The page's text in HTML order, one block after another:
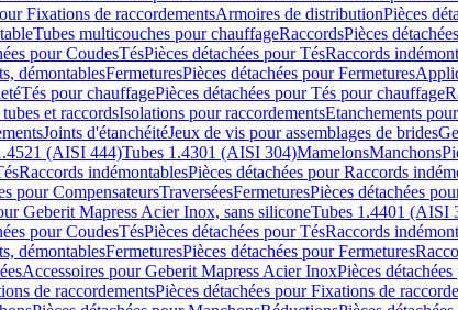
Fixations de raccordementsArmoires de distributionPièces
Tubes multicouches pour chauffageRaccordsPièces
pour CoudesTésPièces détachées pour TésRaccords
démontablesFermeturesPièces détachées pour Fermetures
Tés pour chauffagePièces détachées pour Tés pour chauffage
et raccordsIsolations pour raccordementsEtanchements
Joints d'étanchéitéJeux de vis pour assemblages de brides
(AISI 444)Tubes 1.4301 (AISI 304)MamelonsManchons
Raccords indémontablesPièces détachées pour Raccords
pour CompensateursTraverséesFermeturesPièces détachées
Geberit Mapress Acier Inox, sans siliconeTubes 1.4401 (AISI
pour CoudesTésPièces détachées pour TésRaccords
démontablesFermeturesPièces détachées pour Fermetures
Accessoires pour Geberit Mapress Acier InoxPièces
de raccordementsPièces détachées pour Fixations de